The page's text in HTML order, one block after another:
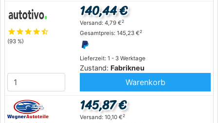
starstarstarstarstar_half
(93 %)
Lieferzeit: 1 - 3 Werktage
Zustand: Fabrikneu
140,44 €
Versand: 4,79 €2
Gesamtpreis: 145,23 €2
Warenkorb
145,87 €
Versand: 10,10 €2